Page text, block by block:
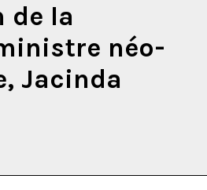
de la
néo-
Jacinda